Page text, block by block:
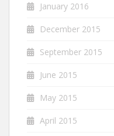
January 2016
December 2015
September 2015
June 2015
May 2015
April 2015